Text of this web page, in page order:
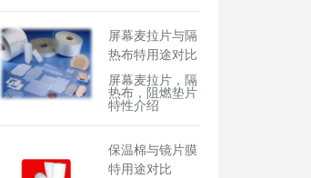
屏幕麦拉片与隔
热布特用途对比
屏幕麦拉片，隔
热布，阻燃垫片
特性介绍
保温棉与镜片膜
特用途对比